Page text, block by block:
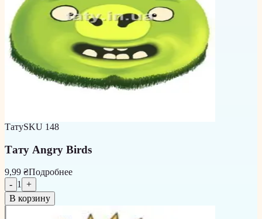
ТатуSKU 148
Тату Angry Birds
9,99 ₴Подробнее
- 1
+
В корзину